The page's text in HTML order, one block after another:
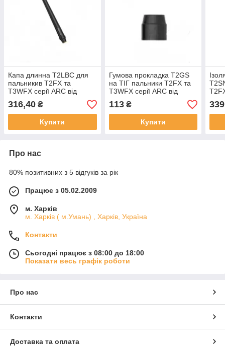
Капа длинна T2LBC для
пальникив T2FX та
T3WFX серії ARC від
PARKER
316,40 ₴
Купити
Гумова прокладка T2GS
на ТІГ пальники T2FX та
T3WFX серії ARC від
PARKER
113₴
Купити
від
339
Про нас
80% позитивних з 5 відгуків за рік
Працює з 05.02.2009
м. Харків
м. Харків ( м.Умань) , Харків, Україна
Контакти
Сьогодні працює з 08:00 до 18:00
Показати весь графік роботи
Про нас
Контакти
Доставка та оплата